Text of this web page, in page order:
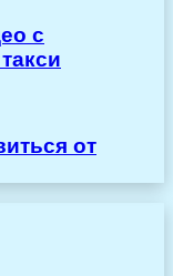
с
от